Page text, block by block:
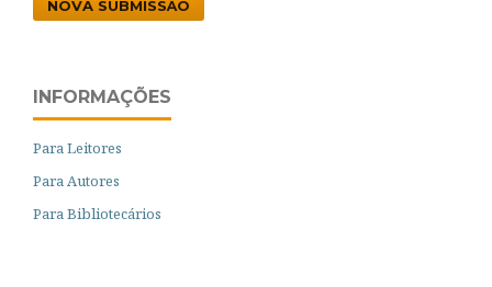
NOVA SUBMISSÃO
INFORMAÇÕES
Para Leitores
Para Autores
Para Bibliotecários